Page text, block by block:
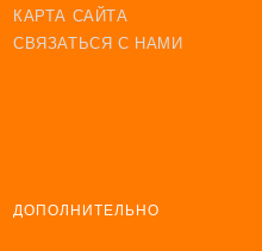
КАРТА САЙТА
СВЯЗАТЬСЯ С НАМИ
ДОПОЛНИТЕЛЬНО